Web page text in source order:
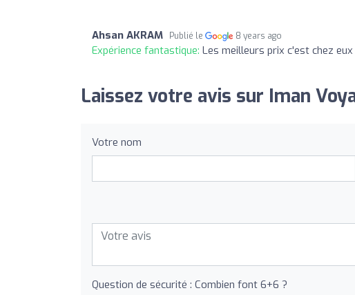
Ahsan AKRAM Publié le 8 years ago
Expérience fantastique: Les meilleurs prix c'est chez eux
Laissez votre avis sur Iman
Votre nom
Question de sécurité : Combien font 6+6 ?